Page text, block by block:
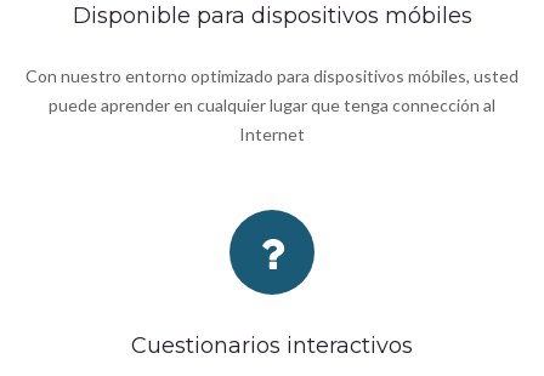
Disponible para dispositivos móbiles
Con nuestro entorno optimizado para dispositivos móbiles, usted
puede aprender en cualquier lugar que tenga connección al
Internet
Cuestionarios interactivos